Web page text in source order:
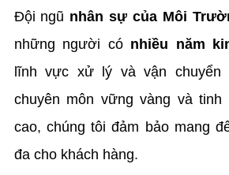
Đội ngũ nhân sự của Môi
những người có nhiều năm
lĩnh vực xử lý và vận chuyển
chuyên môn vững vàng và tinh
cao, chúng tôi đảm bảo mang
đa cho khách hàng.